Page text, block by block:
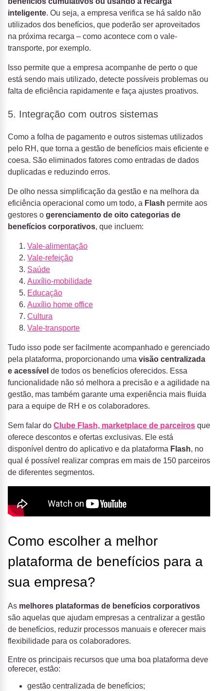
inteligente. Ou seja, a empresa verifica se há saldo não
utilizados dos benefícios, que poderão ser aproveitados
na próxima recarga – como acontece com o vale-
transporte, por exemplo.
Isso permite que a empresa acompanhe de perto o que
está sendo mais utilizado, detecte possíveis problemas ou
falta de eficiência rapidamente e faça ajustes proativos.
5. Integração com outros sistemas
Como a folha de pagamento e outros sistemas utilizados
pelo RH, que torna a gestão de benefícios mais eficiente e
coesa. São eliminados fatores como entradas de dados
duplicadas e reduzindo erros.
De olho nessa simplificação da gestão e na melhora da
eficiência operacional como um todo, a Flash permite aos
gestores o gerenciamento de oito categorias de
benefícios corporativos, que incluem:
Vale-alimentação
Vale-refeição
Saúde
Auxílio-mobilidade
Educação
Auxílio home office
Cultura
Vale-transporte
Tudo isso pode ser facilmente acompanhado e gerenciado
pela plataforma, proporcionando uma visão centralizada
e acessível de todos os benefícios oferecidos. Essa
funcionalidade não só melhora a precisão e a agilidade na
gestão, mas também garante uma experiência mais fluida
para a equipe de RH e os colaboradores.
Sem falar do Clube Flash, marketplace de parceiros que
oferece descontos e ofertas exclusivas. Ele está
disponível dentro do aplicativo e da plataforma Flash, no
qual é possível realizar compras em mais de 150 parceiros
de diferentes segmentos.
Como escolher a melhor
plataforma de benefícios para a
sua empresa?
As melhores plataformas de benefícios corporativos
são aquelas que ajudam empresas a centralizar a gestão
de benefícios, reduzir processos manuais e oferecer mais
flexibilidade para os colaboradores.
Entre os principais recursos que uma boa plataforma deve
oferecer, estão:
gestão centralizada de benefícios;